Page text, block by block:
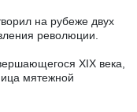
на рубеже двух
революции.
XIX века,
мятежной